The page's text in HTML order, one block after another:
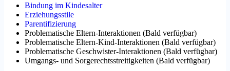
Bindung im Kindesalter
Erziehungsstile
Parentifizierung
Problematische Eltern-Interaktionen (Bald verfügbar)
Problematische Eltern-Kind-Interaktionen (Bald verfügbar)
Problematische Geschwister-Interaktionen (Bald verfügbar)
Umgangs- und Sorgerechtsstreitigkeiten (Bald verfügbar)